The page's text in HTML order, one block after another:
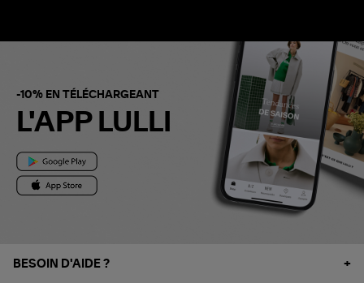
-10% EN TÉLÉCHARGEANT
L'APP LULLI
BESOIN D'AIDE ?